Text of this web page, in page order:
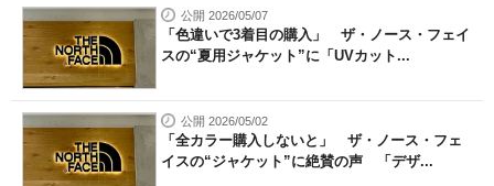
公開 2026/05/07
「色違いで3着目の購入」 ザ・ノース・フェイ
スの“夏用ジャケット”に「UVカット...
公開 2026/05/02
「全カラー購入しないと」 ザ・ノース・フェ
イスの“ジャケット”に絶賛の声 「デザ...